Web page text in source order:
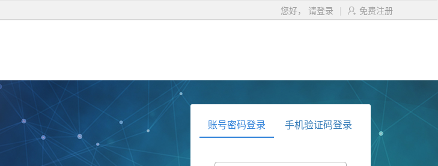
您好， 请登录 |  免费注册
账号密码登录 手机验证码登录